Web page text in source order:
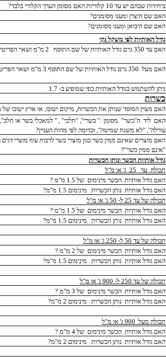
ביחידות שבהם יש עד 10 קלוריות האם מסומן הערך הקלורי בלבד?
האם שם היצרן ומענו מסומנים?
האם שם היבואן ומענו מסומנים?
גודל האותיות לפי משקל נקי
האם עד 350 גרם גודל האותיות של שם התוסף 2 מ"מ ושאר הפריטים מ"מ 1 לפחות ?
האם מעל 350 גרם גודל האותיות של שם התוסף 3 מ"מ ושאר הפריטים מ"מ
ניתן להשתמש בגודל האותיות כפי שמופיע ב- 1.7.
כשרות
האם מצוין המוסד שנותן את הכשרות, מיקום ישובו, או ארץ ישובו
האם ליד ה"כשר" מסומן :" בשרי", "חלבי" , " למאכלי בשר או
עורלה", "לא משנת שמיטה", וכדומה לפי מהות העניין?
האם מוצרים שאינם ממין כשר כגון מוצרי בשר לרבות עוף מוצרי
"אינם ממין כשר"?
גודל אותיות הכשר ונותן הכשרות
תכולה עד 25 ג' או מ"ל
האם גודל אותיות הכשר מינימום של 1.5 מ"מ ?
האם גודל אותיות נותן הכשרות
מינימום 1.5 מ"מ?
תכולה של עד 25 ל- 50 ג' או מ"ל
האם גודל אותיות הכשר מינימום של 1.5 מ"מ ?
האם גודל אותיות נותן הכשרות מינימום 1.5 מ"מ?
תכולה של עד 50 ל- 250 ג' או מ"ל
האם גודל אותיות הכשר מינימום של 2 מ"מ ?
האם גודל אותיות נותן הכשרות מינימום 1.5 מ"מ?
תכולה של עד 250 ל- 900 ג' או מ"ל
האם גודל אותיות הכשר מינימום של 3 מ"מ ?
האם גודל אותיות נותן הכשרות מינימום 2 מ"מ?
תכולה מעל 900 ג' או מ"ל
האם גודל אותיות הכשר מינימום של 4 מ"מ ?
האם גודל אותיות נותן הכשרות מינימום 2 מ"מ?